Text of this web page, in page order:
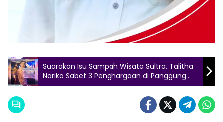
Suarakan Isu Sampah Wisata Sultra, Talitha
Nariko Sabet 3 Penghargaan di Panggung
Duta Pariwisata Nasional